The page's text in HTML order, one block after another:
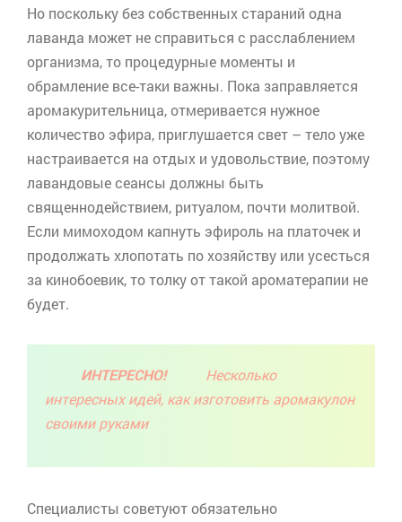
Но поскольку без собственных стараний одна
лаванда может не справиться с расслаблением
организма, то процедурные моменты и
обрамление все-таки важны. Пока заправляется
аромакурительница, отмеривается нужное
количество эфира, приглушается свет – тело уже
настраивается на отдых и удовольствие, поэтому
лавандовые сеансы должны быть
священнодействием, ритуалом, почти молитвой.
Если мимоходом капнуть эфироль на платочек и
продолжать хлопотать по хозяйству или усесться
за кинобоевик, то толку от такой ароматерапии не
будет.
ИНТЕРЕСНО!
Несколько
интересных идей, как изготовить аромакулон
своими руками
Специалисты советуют обязательно